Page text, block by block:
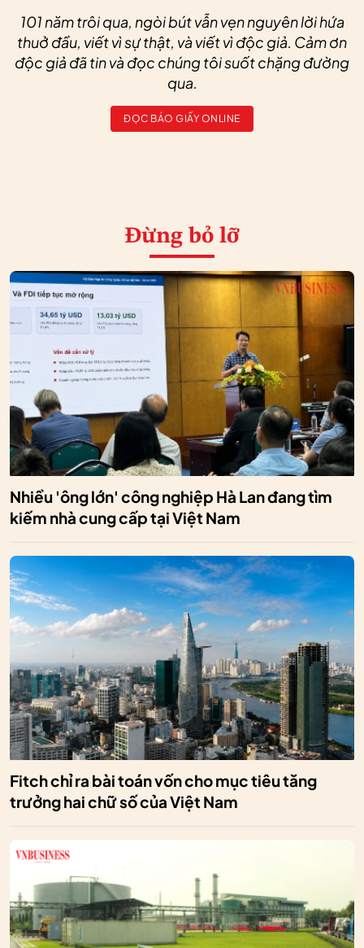
101 năm trôi qua, ngòi bút vẫn vẹn nguyên lời hứa
thuở đầu, viết vì sự thật, và viết vì độc giả. Cảm ơn
độc giả đã tin và đọc chúng tôi suốt chặng đường
qua.
ĐỌC BÁO GIẤY ONLINE
Đừng bỏ lỡ
Nhiều 'ông lớn' công nghiệp Hà Lan đang tìm
kiếm nhà cung cấp tại Việt Nam
Fitch chỉ ra bài toán vốn cho mục tiêu tăng
trưởng hai chữ số của Việt Nam